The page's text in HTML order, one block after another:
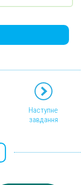
Наступне
завдання